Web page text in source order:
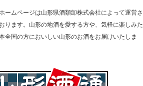
ームページは山形県酒類卸株式会社によって運営さ
ります。山形の地酒を愛する方や、気軽に楽しみた
全国の方においしい山形のお酒をお届けいたしま